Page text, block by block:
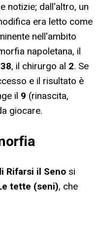
notizie; dall'altro, un
era letto come
nell'ambito
napoletana, il
38, il chirurgo al 2. Se
e il risultato è
il 9 (rinascita,
giocare.
Rifarsi il Seno si
tette (seni), che